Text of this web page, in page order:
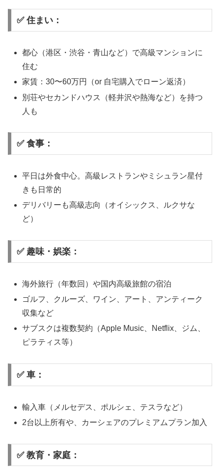
✅ 住まい：
都心（港区・渋谷・青山など）で高級マンションに
住む
家賃：30〜60万円（or 自宅購入でローン返済）
別荘やセカンドハウス（軽井沢や熱海など）を持つ
人も
✅ 食事：
平日は外食中心。高級レストランやミシュラン星付
きも日常的
デリバリーも高級志向（オイシックス、ルクサな
ど）
✅ 趣味・娯楽：
海外旅行（年数回）や国内高級旅館の宿泊
ゴルフ、クルーズ、ワイン、アート、アンティーク
収集など
サブスクは複数契約（Apple Music、Netflix、ジム、
ピラティス等）
✅ 車：
輸入車（メルセデス、ポルシェ、テスラなど）
2台以上所有や、カーシェアのプレミアムプラン加入
✅ 教育・家庭：